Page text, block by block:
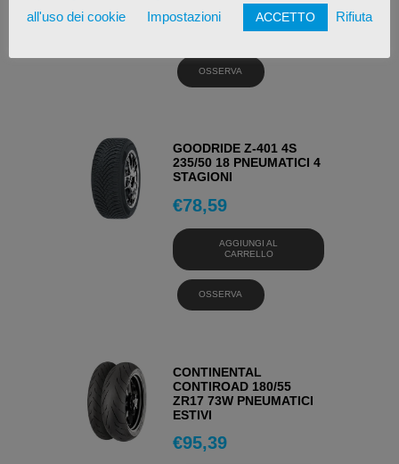
AGGIUNGI AL
CARRELLO
OSSERVA
GOODRIDE Z-401 4S
235/50 18 PNEUMATICI 4
STAGIONI
€78,59
AGGIUNGI AL
CARRELLO
OSSERVA
CONTINENTAL
CONTIROAD 180/55
ZR17 73W PNEUMATICI
ESTIVI
€95,39
all'uso dei cookie
Impostazioni ACCETTO Rifiuta